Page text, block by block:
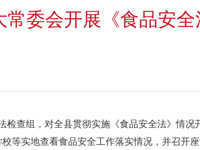
常委会开展《食品安
检查组，对全县贯彻实施《食品安全法》情
等实地查看食品安全工作落实情况，并召开